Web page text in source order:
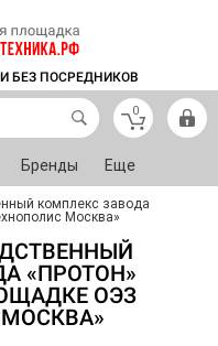
БЕЗ ПОСРЕДНИКОВ
0
Бренды Еще
комплекс завода
Москва»
«ПРОТОН»
ОЭЗ